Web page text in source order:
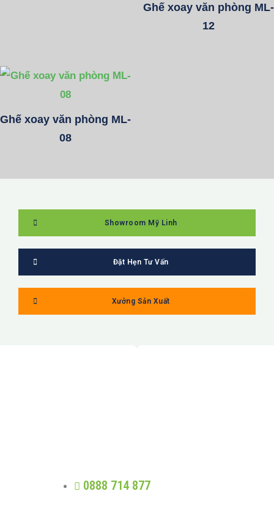
Ghế xoay văn phòng ML-
12
Ghế xoay văn phòng ML-
08
Showroom Mỹ Linh
Đặt Hẹn Tư Vấn
Xưởng Sản Xuất
0888 714 877